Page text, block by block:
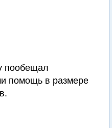
пообещал
помощь в размере